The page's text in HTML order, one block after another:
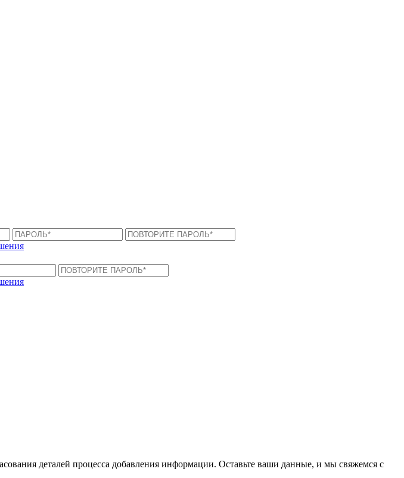
деталей процесса добавления информации. Оставьте ваши данные, и мы свяжемся с